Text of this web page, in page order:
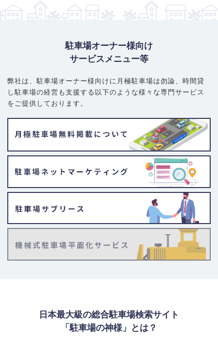
大型・ハイルーフ車対応：24,610円～34,610円
賢い選び方・注意ポイント： 賃料は新小岩駅に近いほど、また蔵
コストを抑えたい場合は、駅から離れた住宅街の内部で探すと良
いでしょう。住宅街は狭い路地や一方通行の道路も多いため、契
約前に必ず現地を訪れ、駐車場への進入経路や前面道路の状況を
確認することが重要です。機械式駐車場の場合は、車検証でのサ
イズ確認が必須となります。
駐車場オーナー様向け
サービスメニュー等
弊社は、駐車場オーナー様向けに月極駐車場は勿論、 時間貸
し駐車場の経営も支援する以下のような様々な専門サービス
をご提供しております。
日本最大級の総合駐車場検索サイト
「駐車場の神様」とは？